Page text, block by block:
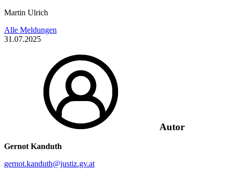
Martin Ulrich
Alle Meldungen
31.07.2025
Autor
Gernot Kanduth
gernot.kanduth@justiz.gv.at